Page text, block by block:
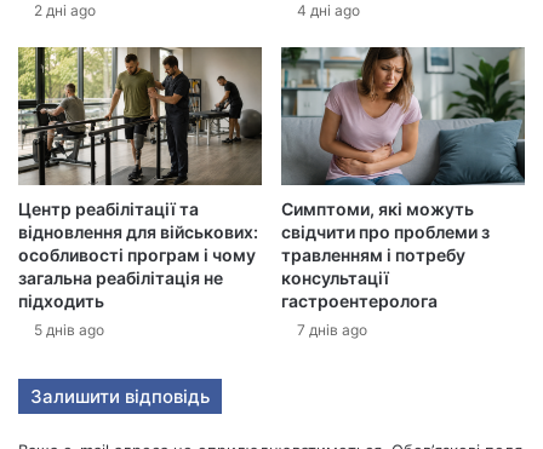
н
у
а
д
р
е
с
у
2 дні ago 4 дні ago
Центр реабілітації та
відновлення для військових:
особливості програм і чому
загальна реабілітація не
підходить
5 днів ago
Симптоми, які можуть
свідчити про проблеми з
травленням і потребу
консультації
гастроентеролога
7 днів ago
Залишити відповідь